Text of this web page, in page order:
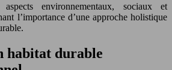
environnementaux, sociaux et
l’importance d’une approche holistique
habitat durable